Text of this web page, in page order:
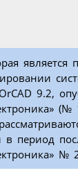
является
9.2,
(№
в период
№